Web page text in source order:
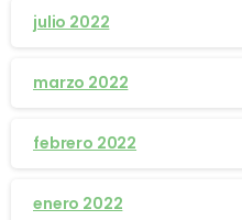
julio 2022
marzo 2022
febrero 2022
enero 2022